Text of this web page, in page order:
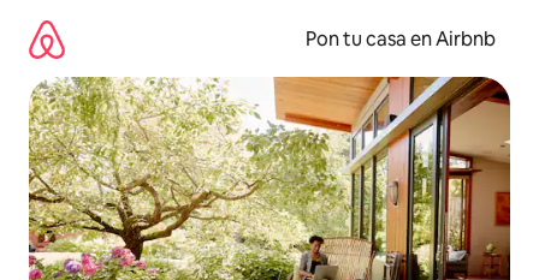
contenido
Pon tu casa en Airbnb